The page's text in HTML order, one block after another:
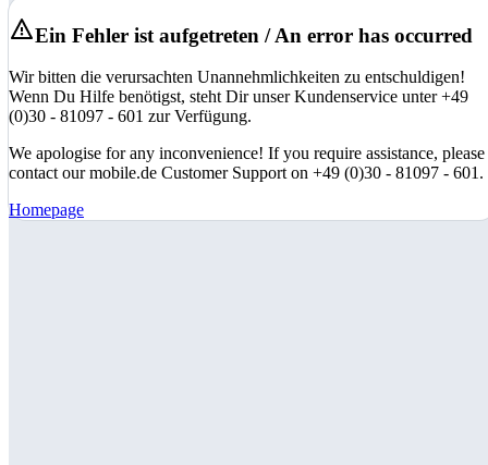
Ein Fehler ist aufgetreten / An error has occurred
Wir bitten die verursachten Unannehmlichkeiten zu entschuldigen!
Wenn Du Hilfe benötigst, steht Dir unser Kundenservice unter +49
(0)30 - 81097 - 601 zur Verfügung.
We apologise for any inconvenience! If you require assistance, please
contact our mobile.de Customer Support on +49 (0)30 - 81097 - 601.
Homepage